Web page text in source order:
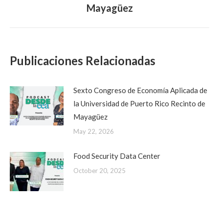
post:
Mayagüez
Publicaciones Relacionadas
Sexto Congreso de Economía Aplicada de
la Universidad de Puerto Rico Recinto de
Mayagüez
May 22, 2026
Food Security Data Center
October 20, 2025